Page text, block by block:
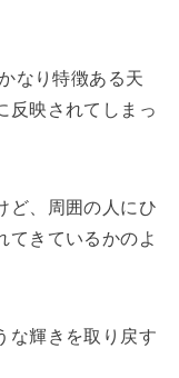
なり特徴ある天
反映されてしまっ
ど、周囲の人にひ
てきているかのよ
な輝きを取り戻す